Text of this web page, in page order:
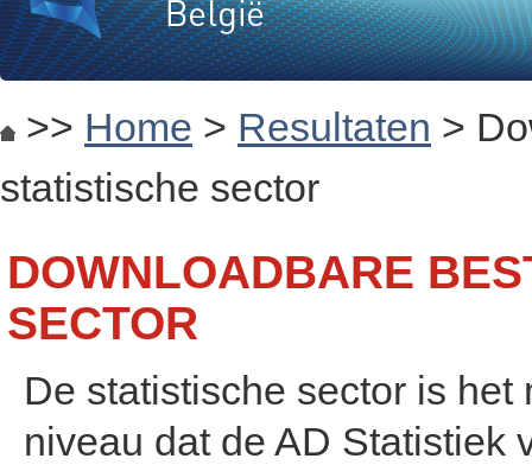
>> Home > Resultaten >
statistische sector
DOWNLOADBARE
SECTOR
De statistische sector is
niveau dat de AD Statistiek